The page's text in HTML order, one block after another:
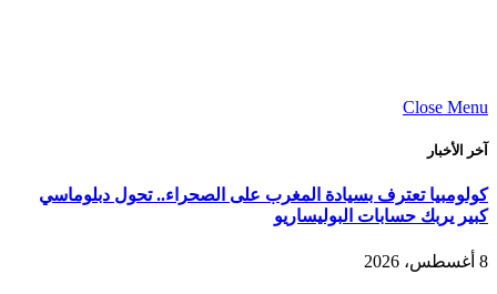
Close Menu
آخر الأخبار
كولومبيا تعترف بسيادة المغرب على الصحراء.. تحول دبلوماسي
كبير يربك حسابات البوليساريو
8 أغسطس، 2026